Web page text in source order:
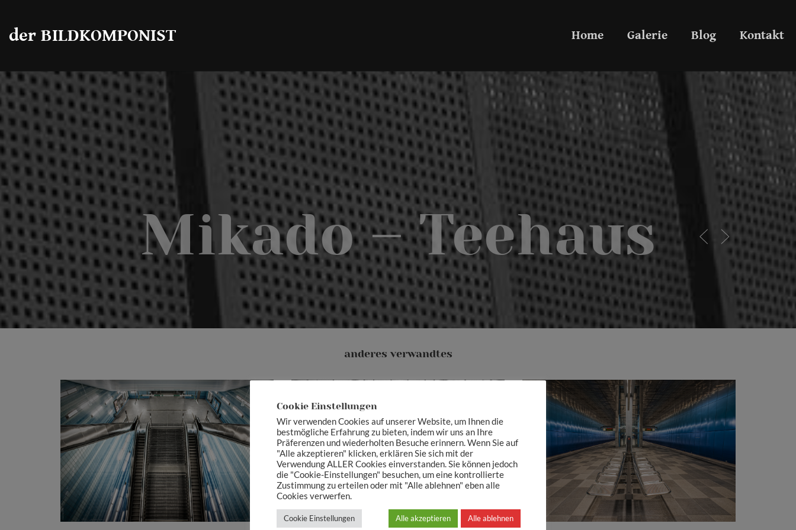
der BILDKOMPONIST Home Galerie Blog Kontakt
Mikado – Teehaus
anderes verwandtes
Überseequartier Überführung warten
Cookie Einstellungen
Wir verwenden Cookies auf unserer Website, um Ihnen die
bestmögliche Erfahrung zu bieten, indem wir uns an Ihre
Präferenzen und wiederholten Besuche erinnern. Wenn Sie auf
"Alle akzeptieren" klicken, erklären Sie sich mit der
Verwendung ALLER Cookies einverstanden. Sie können jedoch
die "Cookie-Einstellungen" besuchen, um eine kontrollierte
Zustimmung zu erteilen oder mit "Alle ablehnen" eben alle
Cookies verwerfen.
Cookie Einstellungen Alle akzeptieren Alle ablehnen